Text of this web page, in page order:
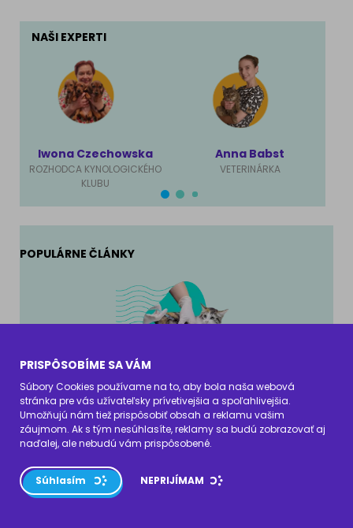
NAŠI EXPERTI
Iwona Czechowska
ROZHODCA KYNOLOGICKÉHO
KLUBU
Anna Babst
VETERINÁRKA
POPULÁRNE ČLÁNKY
Koľko stojí očkovanie mačky - ceny a očkovacie
tipy
A:Daria Rudzka
PRISPÔSOBÍME SA VÁM
Súbory Cookies používame na to, aby bola naša webová
stránka pre vás užívateľsky prívetivejšia a spoľahlivejšia.
Umožňujú nám tiež prispôsobiť obsah a reklamu vašim
záujmom. Ak s tým nesúhlasíte, reklamy sa budú zobrazovať aj
naďalej, ale nebudú vám prispôsobené.
Súhlasím NEPRIJÍMAM